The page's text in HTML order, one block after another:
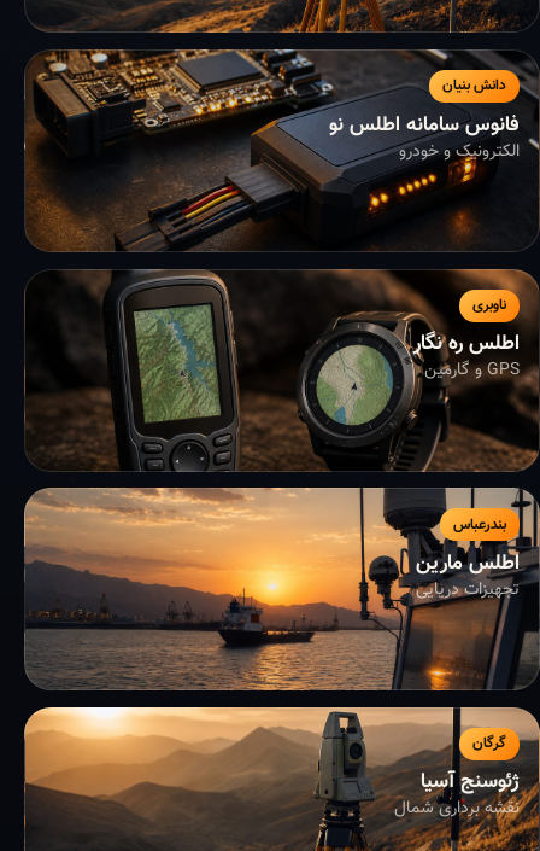
دانش بنیان
فانوس سامانه اطلس نو
الکترونیک و خودرو
ناوبری
اطلس ره نگار
GPS و گارمین
بندرعباس
اطلس مارین
تجهیزات دریایی
گرگان
ژئوسنج آسیا
نقشه برداری شمال